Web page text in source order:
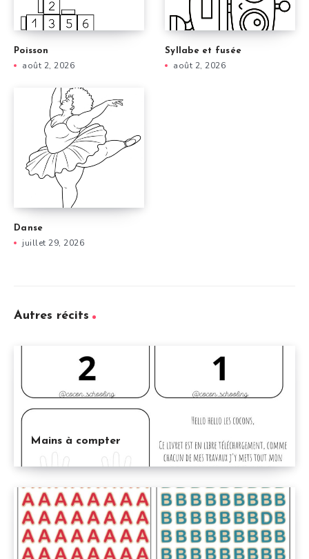
Poisson
août 2, 2026
Syllabe et fusée
août 2, 2026
Danse
juillet 29, 2026
Autres récits
Mains à compter